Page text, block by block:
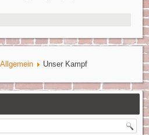
Allgemein Unser Kampf